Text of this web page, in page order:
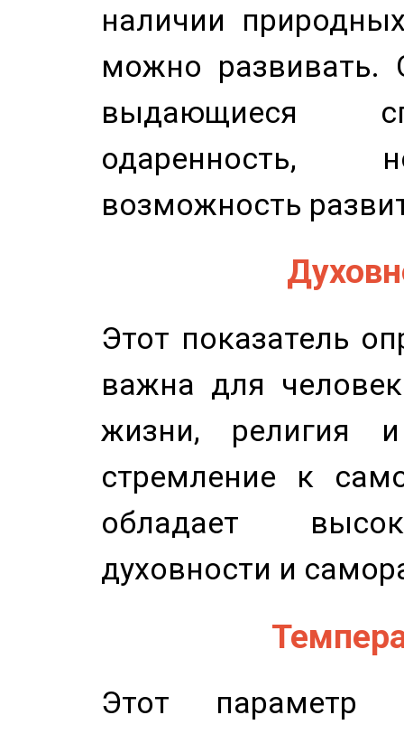
наличии
можно развивать.
выдающиеся
одаренность,
возможность
Этот показатель
важна для
жизни, религия
стремление к
обладает
духовности и
Этот параметр